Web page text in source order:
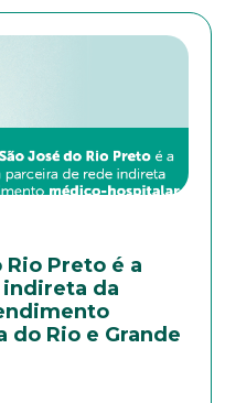
Rio Preto é a
indireta da
Rio e Grande